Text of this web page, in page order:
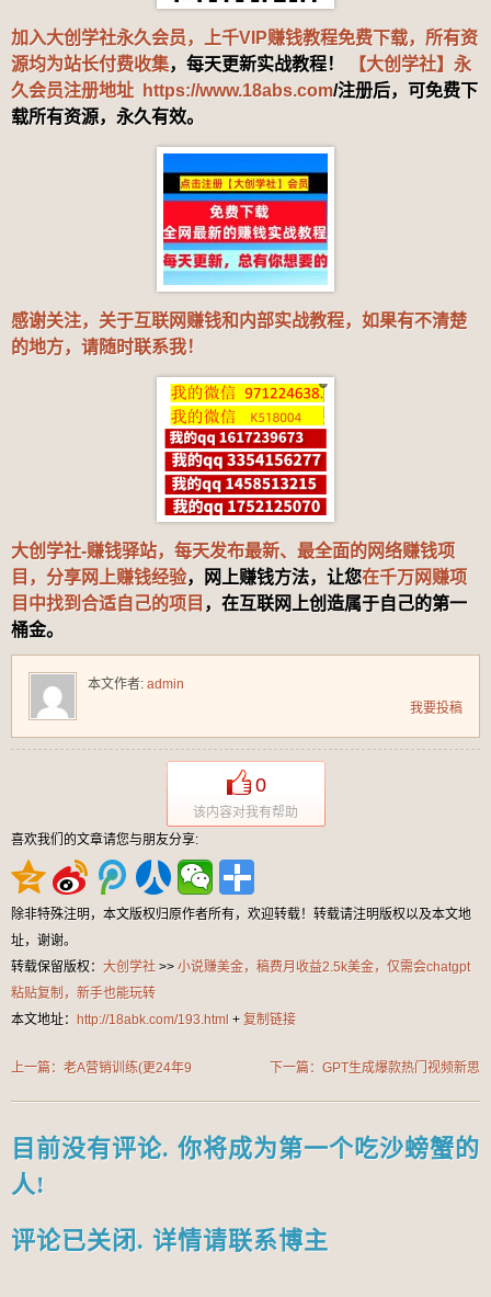
加入大创学社永久会员，上千VIP赚钱教程免费下载，所有资
源均为站长付费收集，每天更新实战教程！
【大创学社】永
久会员注册地址
https://www.18abs.com/注册后，可免费下
载所有资源，永久有效。
感谢关注，关于互联网赚钱和内部实战教程，如果有不清楚
的地方，请随时联系我！
大创学社-赚钱驿站，每天发布最新、最全面的网络赚钱项
目，分享网上赚钱经验，网上赚钱方法，让您在千万网赚项
目中找到合适自己的项目 ，在互联网上创造属于自己的第一
桶金。
本文作者: admin
我要投稿
0
该内容对我有帮助
喜欢我们的文章请您与朋友分享:
除非特殊注明，本文版权归原作者所有，欢迎转载！转载请注明版权以及本文地
址，谢谢。
转载保留版权： 大创学社 >> 小说赚美金，稿费月收益2.5k美金，仅需会chatgpt
粘贴复制，新手也能玩转
本文地址：
http://18abk.com/193.html + 复制链接
上一篇：老A营销训练(更24年9
下一篇：GPT生成爆款热门视频新思
目前没有评论. 你将成为第一个吃沙螃蟹的
人!
评论已关闭. 详情请联系博主